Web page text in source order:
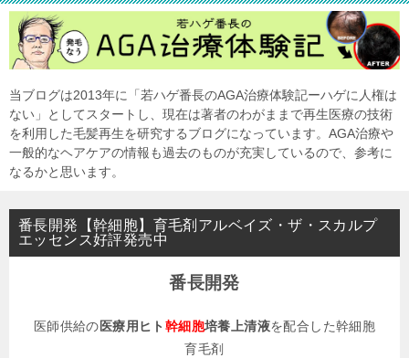
当ブログは2013年に「若ハゲ番長のAGA治療体験記ーハゲに人権は
ない」としてスタートし、現在は著者のわがままで再生医療の技術
を利用した毛髪再生を研究するブログになっています。AGA治療や
一般的なヘアケアの情報も過去のものが充実しているので、参考に
なるかと思います。
番長開発【幹細胞】育毛剤アルベイズ・ザ・スカルプ
エッセンス好評発売中
番長開発
医師供給の医療用ヒト 幹細胞培養上清液を配合した幹細胞
育毛剤